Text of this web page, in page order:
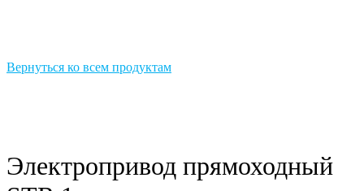
Вернуться ко всем продуктам
Электропривод прямоходный